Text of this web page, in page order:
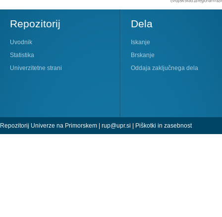
Repozitorij
Uvodnik
Statistika
Univerzitetne strani
Dela
Iskanje
Brskanje
Oddaja zaključnega dela
Repozitorij Univerze na Primorskem | rup@upr.si | Piškotki in zasebnost